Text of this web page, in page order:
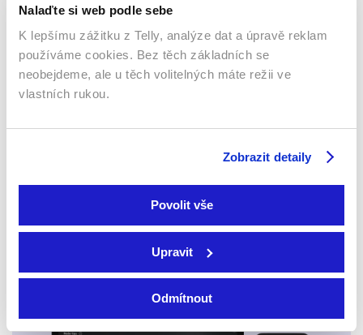
Nalaďte si web podle sebe
K lepšímu zážitku z Telly, analýze dat a úpravě reklam
používáme cookies. Bez těch základních se
neobejdeme, ale u těch volitelných máte režii ve
vlastních rukou.
Zobrazit detaily
Povolit vše
Upravit
Odmítnout
Sledujte kdekoliv až na 6 zařízeních
Sledovat internetovou televizi jde odkudkoliv
Smart TV - Android, Google, Samsung, LG, VIDAA